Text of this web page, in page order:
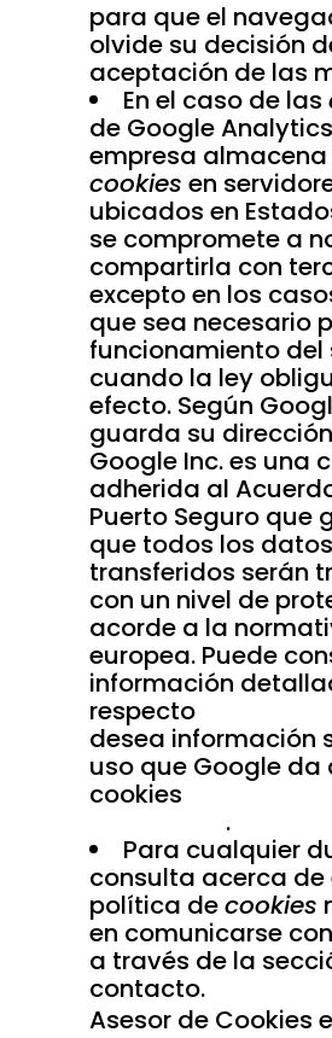
para que el
olvide su decisión
aceptación de las
En el caso de las
de Google
empresa almacena
cookies en
ubicados en
se compromete a
compartirla con
excepto en los
que sea necesario
funcionamiento del
cuando la ley
efecto. Según
guarda su dirección
Google Inc. es una
adherida al
Puerto Seguro que
que todos los datos
transferidos serán
con un nivel de
acorde a la
europea. Puede
información
respecto
desea información
uso que Google da
cookies
.
Para cualquier
consulta acerca de
política decookies
en comunicarse
a través de la
contacto.
Asesor de Cookies